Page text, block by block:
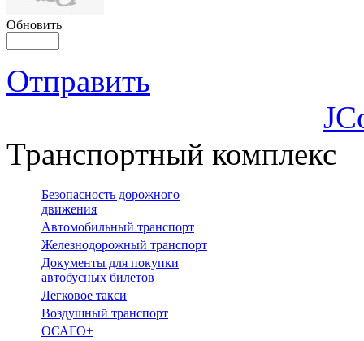
Обновить
Отправить
Транспортный комплекс
Безопасность дорожного
движения
Автомобильный транспорт
Железнодорожный транспорт
Документы для покупки
автобусных билетов
Легковое такси
Воздушный транспорт
ОСАГО+